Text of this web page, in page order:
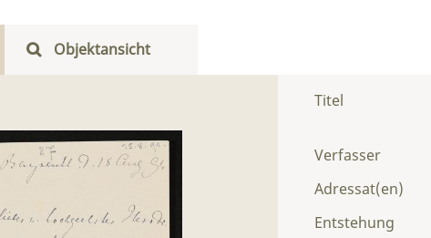
Objektansicht
Titel
Verfasser
Adressat(en)
Entstehung